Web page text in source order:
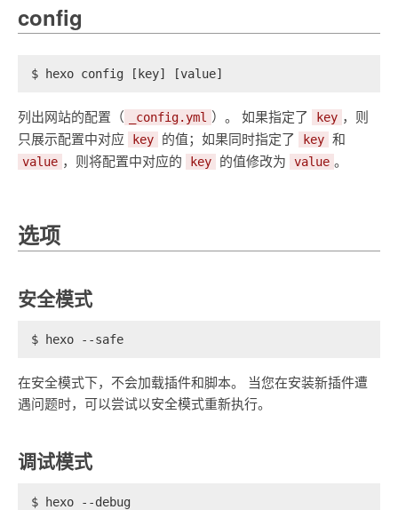
config
$ hexo config [key] [value]
列出网站的配置（ _config.yml ）。 如果指定了 key ，则
只展示配置中对应
key 的值；如果同时指定了 key 和
value ，则将配置中对应的 key 的值修改为 value 。
选项
安全模式
$ hexo --safe
在安全模式下，不会加载插件和脚本。 当您在安装新插件遭
遇问题时，可以尝试以安全模式重新执行。
调试模式
$ hexo --debug